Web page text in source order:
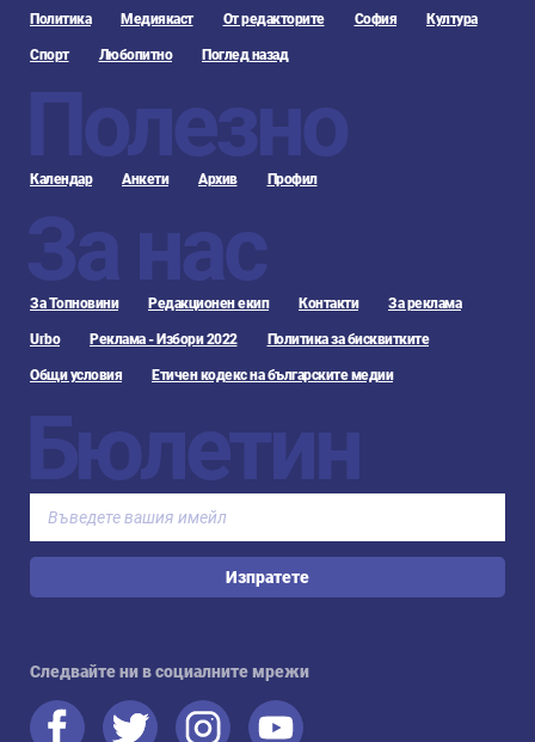
Политика Медиякаст От редакторите София Култура
Спорт Любопитно Поглед назад
Полезно
Календар Анкети Архив Профил
За нас
За Топновини Редакционен екип Контакти За реклама
Urbo Реклама - Избори 2022 Политика за бисквитките
Общи условия Етичен кодекс на българските медии
Бюлетин
Изпратете
Следвайте ни в социалните мрежи